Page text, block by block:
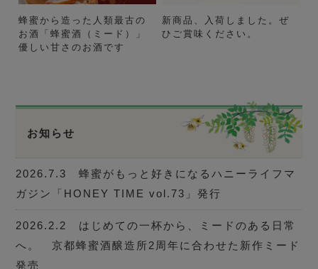
蜂蜜から造った人類最古の
お酒「蜂蜜酒（ミード）」
優しい甘さのお酒です
新商品、入荷しました。ぜ
ひご賞味ください。
お知らせ
2026.7.3 蜂蜜がもっと好きになるハニーライフマ
ガジン「HONEY TIME vol.73」発行
2026.2.2 はじめての一杯から、ミードのある日常
へ。 京都蜂蜜酒醸造所2周年に合わせた新作ミード
発売